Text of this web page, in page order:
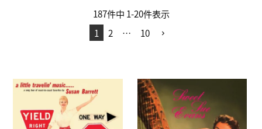
187件中 1-20件表示
1
2 … 10